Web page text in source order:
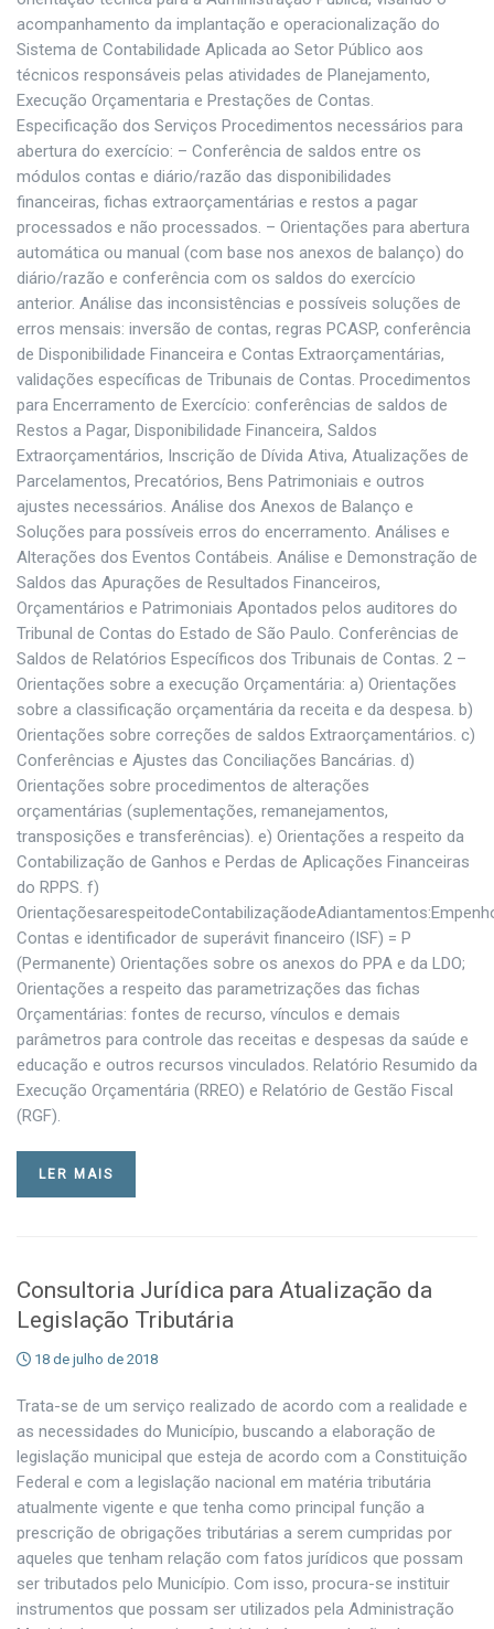
acompanhamento da implantação e operacionalização do
Sistema de Contabilidade Aplicada ao Setor Público aos
técnicos responsáveis pelas atividades de Planejamento,
Execução Orçamentaria e Prestações de Contas.
Especificação dos Serviços Procedimentos necessários para
abertura do exercício: – Conferência de saldos entre os
módulos contas e diário/razão das disponibilidades
financeiras, fichas extraorçamentárias e restos a pagar
processados e não processados. – Orientações para abertura
automática ou manual (com base nos anexos de balanço) do
diário/razão e conferência com os saldos do exercício
anterior. Análise das inconsistências e possíveis soluções de
erros mensais: inversão de contas, regras PCASP, conferência
de Disponibilidade Financeira e Contas Extraorçamentárias,
validações específicas de Tribunais de Contas. Procedimentos
para Encerramento de Exercício: conferências de saldos de
Restos a Pagar, Disponibilidade Financeira, Saldos
Extraorçamentários, Inscrição de Dívida Ativa, Atualizações de
Parcelamentos, Precatórios, Bens Patrimoniais e outros
ajustes necessários. Análise dos Anexos de Balanço e
Soluções para possíveis erros do encerramento. Análises e
Alterações dos Eventos Contábeis. Análise e Demonstração de
Saldos das Apurações de Resultados Financeiros,
Orçamentários e Patrimoniais Apontados pelos auditores do
Tribunal de Contas do Estado de São Paulo. Conferências de
Saldos de Relatórios Específicos dos Tribunais de Contas. 2 –
Orientações sobre a execução Orçamentária: a) Orientações
sobre a classificação orçamentária da receita e da despesa. b)
Orientações sobre correções de saldos Extraorçamentários. c)
Conferências e Ajustes das Conciliações Bancárias. d)
Orientações sobre procedimentos de alterações
orçamentárias (suplementações, remanejamentos,
transposições e transferências). e) Orientações a respeito da
Contabilização de Ganhos e Perdas de Aplicações Financeiras
do RPPS. f)
Contas e identificador de superávit financeiro (ISF) = P
(Permanente) Orientações sobre os anexos do PPA e da LDO;
Orientações a respeito das parametrizações das fichas
Orçamentárias: fontes de recurso, vínculos e demais
parâmetros para controle das receitas e despesas da saúde e
educação e outros recursos vinculados. Relatório Resumido da
Execução Orçamentária (RREO) e Relatório de Gestão Fiscal
(RGF).
LER MAIS
Consultoria Jurídica para Atualização da
Legislação Tributária
18 de julho de 2018
Trata-se de um serviço realizado de acordo com a realidade e
as necessidades do Município, buscando a elaboração de
legislação municipal que esteja de acordo com a Constituição
Federal e com a legislação nacional em matéria tributária
atualmente vigente e que tenha como principal função a
prescrição de obrigações tributárias a serem cumpridas por
aqueles que tenham relação com fatos jurídicos que possam
ser tributados pelo Município. Com isso, procura-se instituir
instrumentos que possam ser utilizados pela Administração